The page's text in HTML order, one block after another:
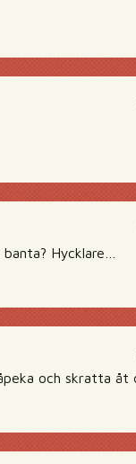
Hycklare…
och skratta åt